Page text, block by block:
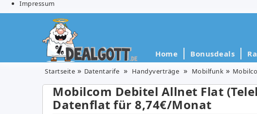
Impressum
Home Bonusdeals
Startseite Datentarife Handyverträge Mobilfunk
Mobilcom Debitel Allnet Flat
Datenflat für 8,74€/Monat